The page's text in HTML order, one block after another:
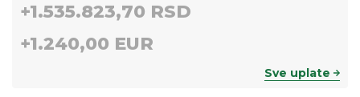
+1.535.823,70 RSD
+1.240,00 EUR
Sve uplate